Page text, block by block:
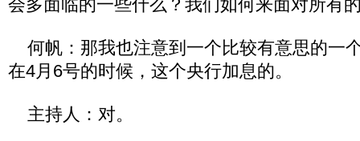
会多面临的一些什么？我们如何来面对所有
何帆：那我也注意到一个比较有意思的一
在4月6号的时候，这个央行加息的。
主持人：对。